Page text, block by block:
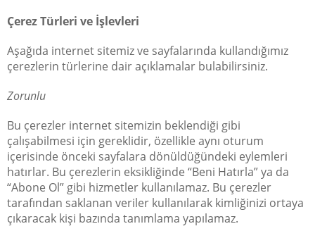
Çerez Türleri ve İşlevleri
Aşağıda internet sitemiz ve sayfalarında kullandığımız
çerezlerin türlerine dair açıklamalar bulabilirsiniz.
Zorunlu
Bu çerezler internet sitemizin beklendiği gibi
çalışabilmesi için gereklidir, özellikle aynı oturum
içerisinde önceki sayfalara dönüldüğündeki eylemleri
hatırlar. Bu çerezlerin eksikliğinde “Beni Hatırla” ya da
“Abone Ol” gibi hizmetler kullanılamaz. Bu çerezler
tarafından saklanan veriler kullanılarak kimliğinizi ortaya
çıkaracak kişi bazında tanımlama yapılamaz.